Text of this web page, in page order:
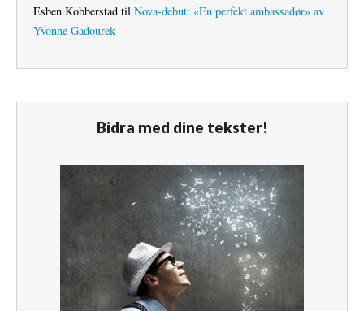
Esben Kobberstad til Nova-debut: «En perfekt ambassadør» av
Yvonne Gadourek
Bidra med dine tekster!